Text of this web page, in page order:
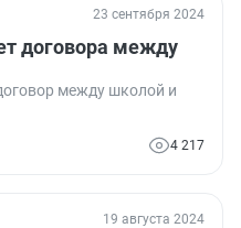
23 сентября 2024
договора между
между школой и
4 217
19 августа 2024